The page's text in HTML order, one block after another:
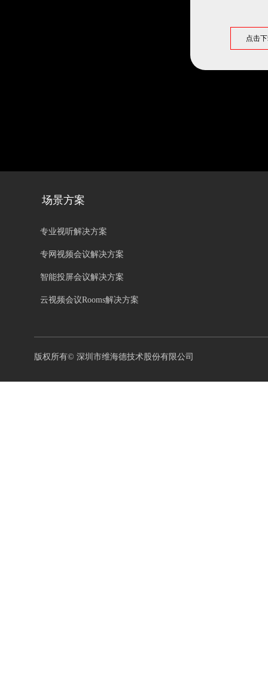
点击
场景方案
专业视听解决方案
专网视频会议解决方案
智能投屏会议解决方案
云视频会议Rooms解决方案
版权所有© 深圳市维海德技术股份有限公司